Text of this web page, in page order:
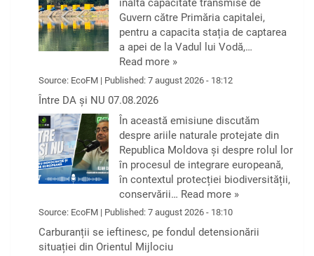
înaltă capacitate transmise de
Guvern către Primăria capitalei,
pentru a capacita stația de captarea
a apei de la Vadul lui Vodă,…
Read more »
Source: EcoFM | Published: 7 august 2026 - 18:12
Între DA și NU 07.08.2026
În această emisiune discutăm
despre ariile naturale protejate din
Republica Moldova și despre rolul lor
în procesul de integrare europeană,
în contextul protecției biodiversității,
conservării… Read more »
Source: EcoFM | Published: 7 august 2026 - 18:10
Carburanții se ieftinesc, pe fondul detensionării
situației din Orientul Mijlociu